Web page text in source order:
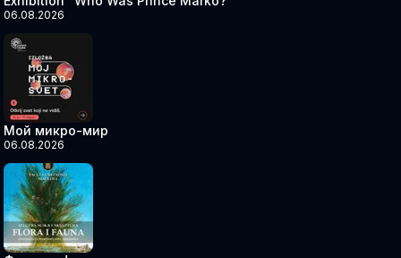
06.08.2026
Мой микро-мир
06.08.2026